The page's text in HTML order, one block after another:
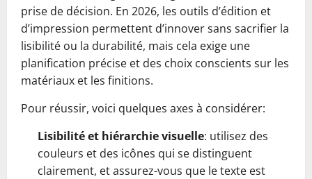
prise de décision. En 2026, les outils d’édition et
d’impression permettent d’innover sans sacrifier la
lisibilité ou la durabilité, mais cela exige une
planification précise et des choix conscients sur les
matériaux et les finitions.
Pour réussir, voici quelques axes à considérer:
Lisibilité et hiérarchie visuelle: utilisez des
couleurs et des icônes qui se distinguent
clairement, et assurez-vous que le texte est